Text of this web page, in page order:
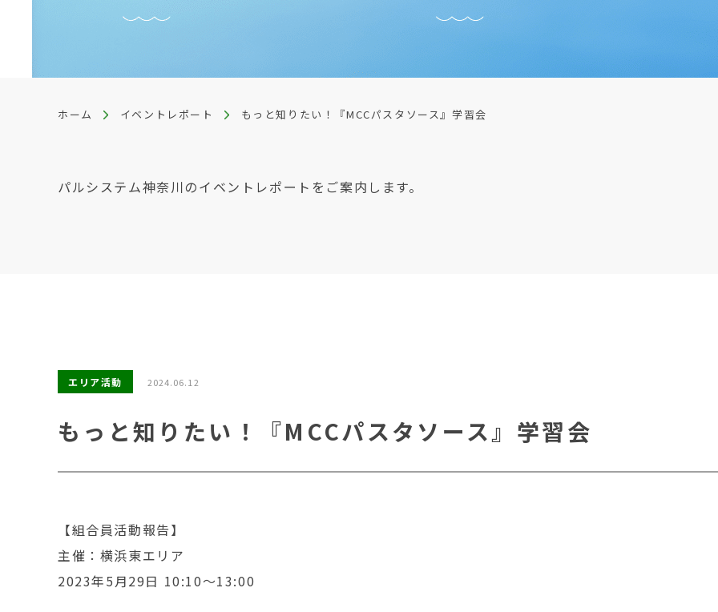
ホーム イベントレポート もっと知りたい！『MCCパスタソース』学習会
パルシステム神奈川のイベントレポートをご案内します。
エリア活動 2024.06.12
もっと知りたい！『MCCパスタソース』学習会
【組合員活動報告】
主催：横浜東エリア
2023年5月29日 10:10～13:00